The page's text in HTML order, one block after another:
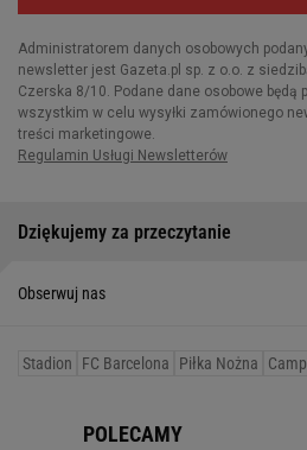
Dziękujemy za przeczytanie
Obserwuj nas
Stadion FC Barcelona Piłka Nożna
POLECAMY